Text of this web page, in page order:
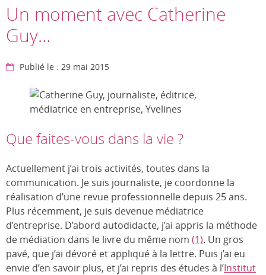
Un moment avec Catherine
Guy…
Publié le : 29 mai 2015
Que faites-vous dans la vie ?
Actuellement j’ai trois activités, toutes dans la
communication. Je suis journaliste, je coordonne la
réalisation d’une revue professionnelle depuis 25 ans.
Plus récemment, je suis devenue médiatrice
d’entreprise. D’abord autodidacte, j’ai appris la méthode
de médiation dans le livre du même nom (1). Un gros
pavé, que j’ai dévoré et appliqué à la lettre. Puis j’ai eu
envie d’en savoir plus, et j’ai repris des études à l’Institut